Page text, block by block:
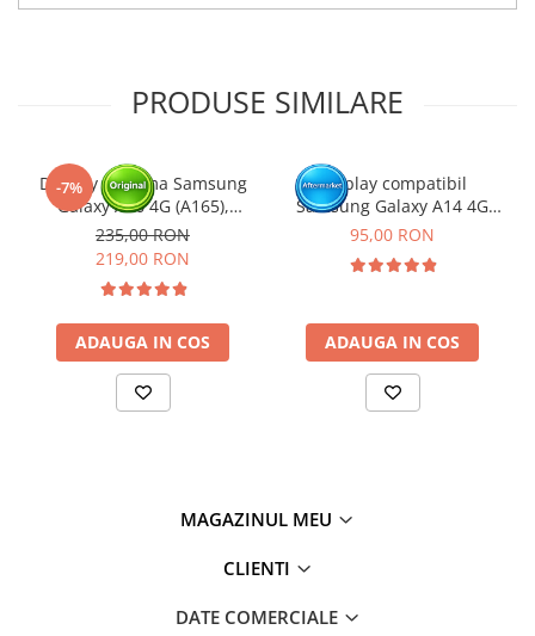
Click aici pentru mai multe informatii
PRODUSE SIMILARE
-7%
Display cu rama Samsung
Galaxy A16 4G (A165),
Negru (Original Service
Pack)
235,00 RON
219,00 RON
ADAUGA IN COS
Display compatibil
Samsung Galaxy A14 4G
(A145P/ A145R) - cu Rama
95,00 RON
ADAUGA IN COS
MAGAZINUL MEU
CLIENTI
DATE COMERCIALE